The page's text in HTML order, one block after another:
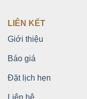
LIÊN KẾT
Giới thiệu
Báo giá
Đặt lịch hẹn
Liên hệ